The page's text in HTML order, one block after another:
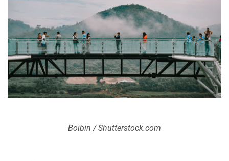
Boibin / Shutterstock.com